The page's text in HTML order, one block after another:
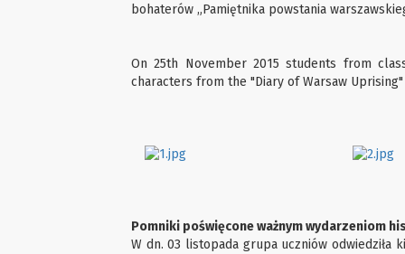
bohaterów „Pamiętnika powstania
On 25th November 2015 students from
characters from the "Diary of Warsaw Uprising"
Pomniki poświęcone ważnym wydarzeniom
W dn. 03 listopada grupa uczniów odwiedziła